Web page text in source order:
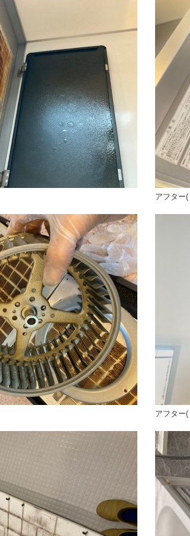
アフター
アフター